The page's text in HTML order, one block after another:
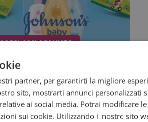
CON ACQUISTO
partner, per garantirti la migliore
sito, mostrarti annunci personalizzati
ai social media. Potrai modificare
sui cookie. Utilizzando il nostro sito